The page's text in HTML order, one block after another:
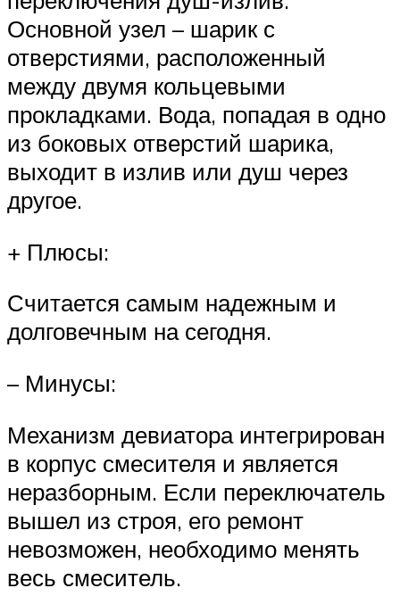
Основной узел – шарик с
отверстиями, расположенный
между двумя кольцевыми
прокладками. Вода, попадая в одно
из боковых отверстий шарика,
выходит в излив или душ через
другое.
+ Плюсы:
Считается самым надежным и
долговечным на сегодня.
– Минусы:
Механизм девиатора интегрирован
в корпус смесителя и является
неразборным. Если переключатель
вышел из строя, его ремонт
невозможен, необходимо менять
весь смеситель.